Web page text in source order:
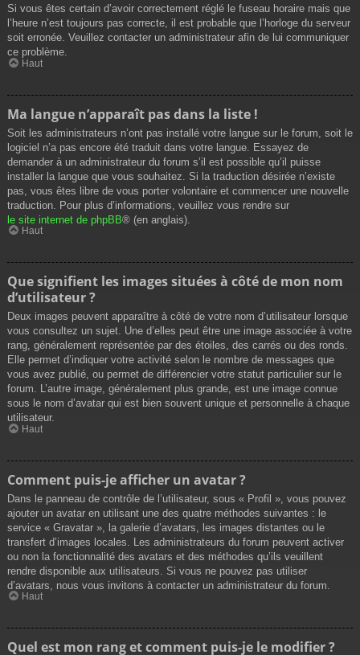
Si vous êtes certain d’avoir correctement réglé le fuseau horaire mais que
l’heure n’est toujours pas correcte, il est probable que l’horloge du serveur
soit erronée. Veuillez contacter un administrateur afin de lui communiquer
ce problème.
Haut
Ma langue n’apparaît pas dans la liste !
Soit les administrateurs n’ont pas installé votre langue sur le forum, soit le
logiciel n’a pas encore été traduit dans votre langue. Essayez de
demander à un administrateur du forum s’il est possible qu’il puisse
installer la langue que vous souhaitez. Si la traduction désirée n’existe
pas, vous êtes libre de vous porter volontaire et commencer une nouvelle
traduction. Pour plus d’informations, veuillez vous rendre sur
le site internet de phpBB® (en anglais).
Haut
Que signifient les images situées à côté de mon nom
d’utilisateur ?
Deux images peuvent apparaître à côté de votre nom d’utilisateur lorsque
vous consultez un sujet. Une d’elles peut être une image associée à votre
rang, généralement représentée par des étoiles, des carrés ou des ronds.
Elle permet d’indiquer votre activité selon le nombre de messages que
vous avez publié, ou permet de différencier votre statut particulier sur le
forum. L’autre image, généralement plus grande, est une image connue
sous le nom d’avatar qui est bien souvent unique et personnelle à chaque
utilisateur.
Haut
Comment puis-je afficher un avatar ?
Dans le panneau de contrôle de l’utilisateur, sous « Profil », vous pouvez
ajouter un avatar en utilisant une des quatre méthodes suivantes : le
service « Gravatar », la galerie d’avatars, les images distantes ou le
transfert d’images locales. Les administrateurs du forum peuvent activer
ou non la fonctionnalité des avatars et des méthodes qu’ils veuillent
rendre disponible aux utilisateurs. Si vous ne pouvez pas utiliser
d’avatars, nous vous invitons à contacter un administrateur du forum.
Haut
Quel est mon rang et comment puis-je le modifier ?